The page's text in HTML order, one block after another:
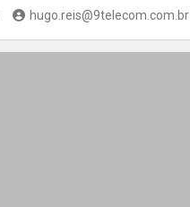
hugo.reis@9telecom.com.br